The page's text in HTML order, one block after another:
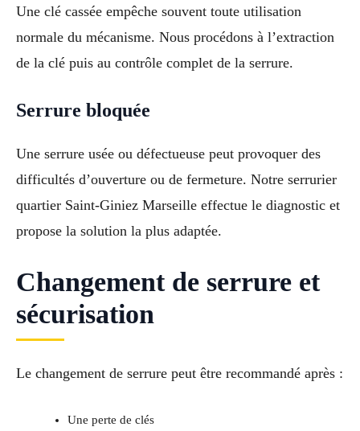
Une clé cassée empêche souvent toute utilisation
normale du mécanisme. Nous procédons à l’extraction
de la clé puis au contrôle complet de la serrure.
Serrure bloquée
Une serrure usée ou défectueuse peut provoquer des
difficultés d’ouverture ou de fermeture. Notre serrurier
quartier Saint-Giniez Marseille effectue le diagnostic et
propose la solution la plus adaptée.
Changement de serrure et
sécurisation
Le changement de serrure peut être recommandé après :
Une perte de clés